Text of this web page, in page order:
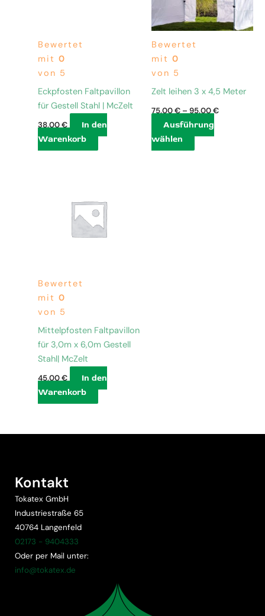
Bewertet
mit 0
von 5
Eckpfosten Faltpavillon
für Gestell Stahl | McZelt
38,00€
In den
Warenkorb
Bewertet
mit 0
von 5
Zelt leihen 3 x 4,5 Meter
75,00€ – 95,00€
Ausführung
wählen
auf.
Die
können
Produktseite
gewählt
Bewertet
mit 0
von 5
Mittelpfosten Faltpavillon
für 3,0m x 6,0m Gestell
Stahl| McZelt
45,00€
In den
Warenkorb
Kontakt
Tokatex GmbH
Industriestraße 65
40764 Langenfeld
02173 - 9404333
Oder per Mail unter:
info@tokatex.de